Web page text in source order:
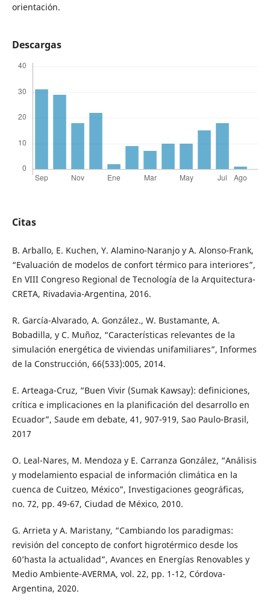
orientación.
Descargas
Citas
B. Arballo, E. Kuchen, Y. Alamino-Naranjo y A. Alonso-Frank,
“Evaluación de modelos de confort térmico para interiores”,
En VIII Congreso Regional de Tecnología de la Arquitectura-
CRETA, Rivadavia-Argentina, 2016.
R. García-Alvarado, A. González., W. Bustamante, A.
Bobadilla, y C. Muñoz, “Características relevantes de la
simulación energética de viviendas unifamiliares”, Informes
de la Construcción, 66(533):005, 2014.
E. Arteaga-Cruz, “Buen Vivir (Sumak Kawsay): definiciones,
crítica e implicaciones en la planificación del desarrollo en
Ecuador”, Saude em debate, 41, 907-919, Sao Paulo-Brasil,
2017
O. Leal-Nares, M. Mendoza y E. Carranza González, “Análisis
y modelamiento espacial de información climática en la
cuenca de Cuitzeo, México”, Investigaciones geográficas,
no. 72, pp. 49-67, Ciudad de México, 2010.
G. Arrieta y A. Maristany, “Cambiando los paradigmas:
revisión del concepto de confort higrotérmico desde los
60’hasta la actualidad”, Avances en Energías Renovables y
Medio Ambiente-AVERMA, vol. 22, pp. 1-12, Córdova-
Argentina, 2020.